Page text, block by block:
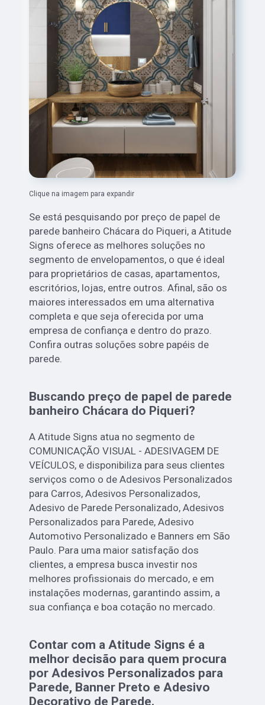
Clique na imagem para expandir
Se está pesquisando por preço de papel de
parede banheiro Chácara do Piqueri, a Atitude
Signs oferece as melhores soluções no
segmento de envelopamentos, o que é ideal
para proprietários de casas, apartamentos,
escritórios, lojas, entre outros. Afinal, são os
maiores interessados em uma alternativa
completa e que seja oferecida por uma
empresa de confiança e dentro do prazo.
Confira outras soluções sobre papéis de
parede.
Buscando preço de papel de parede
banheiro Chácara do Piqueri?
A Atitude Signs atua no segmento de
COMUNICAÇÃO VISUAL - ADESIVAGEM DE
VEÍCULOS, e disponibiliza para seus clientes
serviços como o de Adesivos Personalizados
para Carros, Adesivos Personalizados,
Adesivo de Parede Personalizado, Adesivos
Personalizados para Parede, Adesivo
Automotivo Personalizado e Banners em São
Paulo. Para uma maior satisfação dos
clientes, a empresa busca investir nos
melhores profissionais do mercado, e em
instalações modernas, garantindo assim, a
sua confiança e boa cotação no mercado.
Contar com a Atitude Signs é a
melhor decisão para quem procura
por Adesivos Personalizados para
Parede, Banner Preto e Adesivo
Decorativo de Parede.